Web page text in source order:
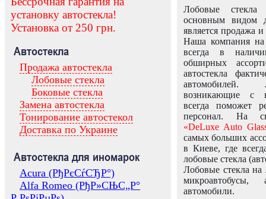
установку автостекла!
Установка от 250 грн.
Автостекла
Продажа автостекла
Лобовые стекла
Боковые стекла
Замена автостекла
Тонирование автостекол
Доставка по Украине
Автостекла для иномарок
Acura (РђРєСѓСЂР°)
Alfa Romeo (РђР»СЊС„Р°
Лобовые
основным видом
является продажа и
Наша компания на
всегда в
обширных
автостекла
возникающие с
всегда поможет
персонал. На
«DeLuxe Auto
самых больших
в Киеве, где
лобовые стекла
Лобовые стекла на
микроавтобусы,
автомобили.